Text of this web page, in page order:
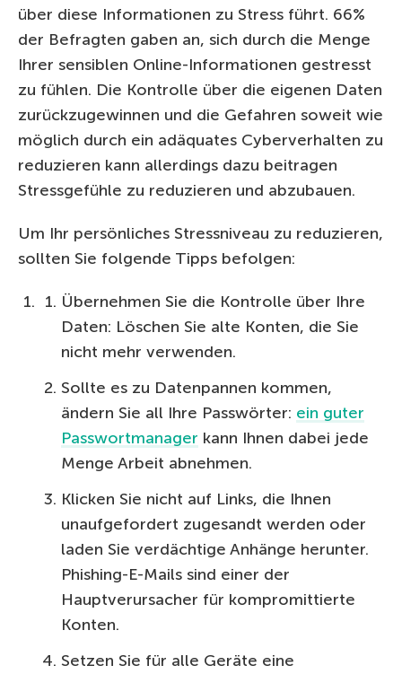
über diese Informationen zu Stress führt. 66%
der Befragten gaben an, sich durch die Menge
Ihrer sensiblen Online-Informationen gestresst
zu fühlen. Die Kontrolle über die eigenen Daten
zurückzugewinnen und die Gefahren soweit wie
möglich durch ein adäquates Cyberverhalten zu
reduzieren kann allerdings dazu beitragen
Stressgefühle zu reduzieren und abzubauen.
Um Ihr persönliches Stressniveau zu reduzieren,
sollten Sie folgende Tipps befolgen:
Übernehmen Sie die Kontrolle über Ihre
Daten: Löschen Sie alte Konten, die Sie
nicht mehr verwenden.
Sollte es zu Datenpannen kommen,
ändern Sie all Ihre Passwörter: ein guter
Passwortmanager kann Ihnen dabei jede
Menge Arbeit abnehmen.
Klicken Sie nicht auf Links, die Ihnen
unaufgefordert zugesandt werden oder
laden Sie verdächtige Anhänge herunter.
Phishing-E-Mails sind einer der
Hauptverursacher für kompromittierte
Konten.
Setzen Sie für alle Geräte eine